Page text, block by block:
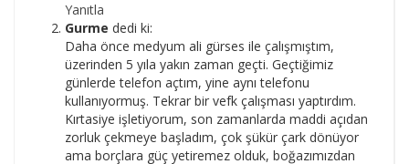
Yanıtla
Gurme dedi ki:
Daha önce medyum ali gürses ile çalışmıştım,
üzerinden 5 yıla yakın zaman geçti. Geçtiğimiz
günlerde telefon açtım, yine aynı telefonu
kullanıyormuş. Tekrar bir vefk çalışması yaptırdım.
Kırtasiye işletiyorum, son zamanlarda maddi açıdan
zorluk çekmeye başladım, çok şükür çark dönüyor
ama borçlara güç yetiremez olduk, boğazımızdan